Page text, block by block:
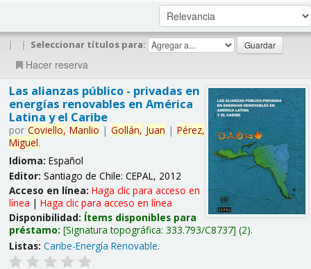
| | Seleccionar títulos para:
Hacer reserva
Las alianzas público - privadas en
energías renovables en América
Latina y el Caribe
por Coviello, Manlio | Gollán, Juan | Pérez,
Miguel.
Idioma: Español
Editor: Santiago de Chile: CEPAL, 2012
Acceso en línea: Haga clic para acceso en
línea | Haga clic para acceso en línea
Disponibilidad: Ítems disponibles para
préstamo: Signatura topográfica: 333.793/C8737 (2).
Listas: Caribe-Energía Renovable.